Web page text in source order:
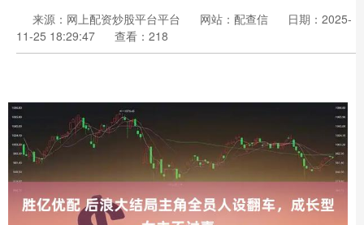
来源：网上配资炒股平台平台 网站：配查信
日期：2025-
11-25 18:29:47
查看：218